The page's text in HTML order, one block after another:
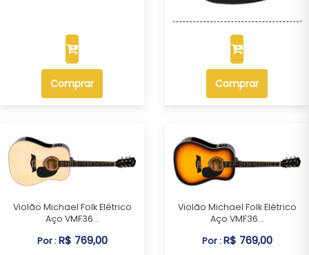
Comprar Comprar
Violão Michael Folk Elétrico
Aço VMF36...
Por :R$ 769,00
Violão Michael Folk Elétrico
Aço VMF36...
Por :R$ 769,00